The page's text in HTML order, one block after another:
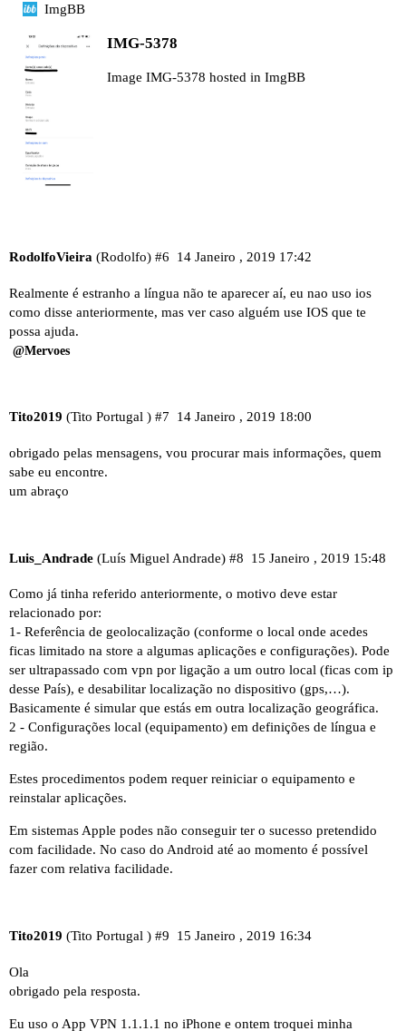
ImgBB
IMG-5378
Image IMG-5378 hosted in ImgBB
RodolfoVieira (Rodolfo) 14 Janeiro , 2019 17:42
#6
Realmente é estranho a língua não te aparecer aí, eu nao uso ios
como disse anteriormente, mas ver caso alguém use IOS que te
possa ajuda.
@Mervoes
Tito2019 (Tito Portugal ) 14 Janeiro , 2019 18:00
#7
obrigado pelas mensagens, vou procurar mais informações, quem
sabe eu encontre.
um abraço
Luis_Andrade (Luís Miguel Andrade) 15 Janeiro , 2019 15:48
#8
Como já tinha referido anteriormente, o motivo deve estar
relacionado por:
1- Referência de geolocalização (conforme o local onde acedes
ficas limitado na store a algumas aplicações e configurações). Pode
ser ultrapassado com vpn por ligação a um outro local (ficas com ip
desse País), e desabilitar localização no dispositivo (gps,…).
Basicamente é simular que estás em outra localização geográfica.
2 - Configurações local (equipamento) em definições de língua e
região.
Estes procedimentos podem requer reiniciar o equipamento e
reinstalar aplicações.
Em sistemas Apple podes não conseguir ter o sucesso pretendido
com facilidade. No caso do Android até ao momento é possível
fazer com relativa facilidade.
Tito2019 (Tito Portugal ) 15 Janeiro , 2019 16:34
#9
Ola
obrigado pela resposta.
Eu uso o App VPN 1.1.1.1 no iPhone e ontem troquei minha